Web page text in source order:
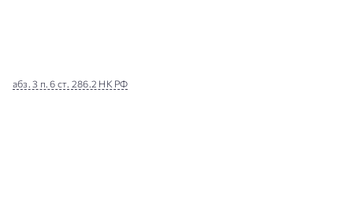
абз. 3 п. 6 ст. 286.2 НК РФ